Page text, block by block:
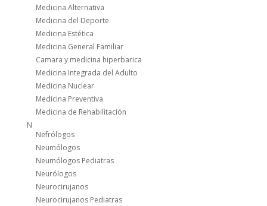
Medicina Alternativa
Medicina del Deporte
Medicina Estética
Medicina General Familiar
Camara y medicina hiperbarica
Medicina Integrada del Adulto
Medicina Nuclear
Medicina Preventiva
Medicina de Rehabilitación
N
Nefrólogos
Neumólogos
Neumólogos Pediatras
Neurólogos
Neurocirujanos
Neurocirujanos Pediatras